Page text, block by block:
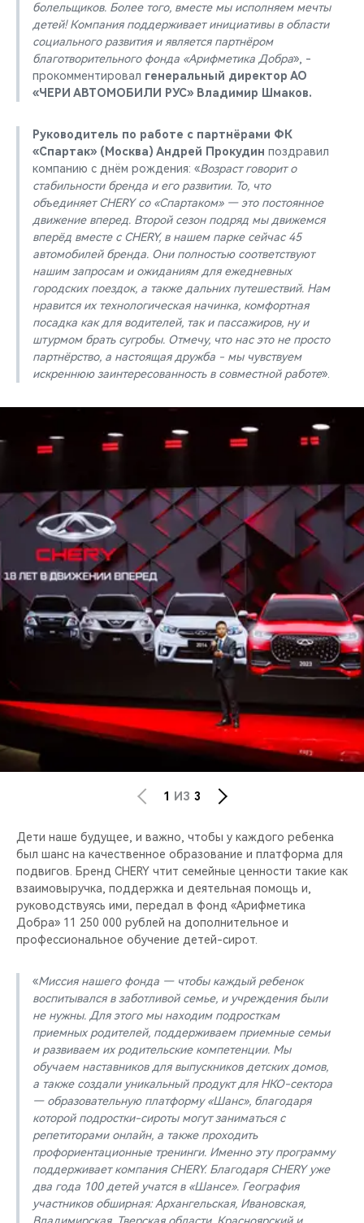
болельщиков. Более того, вместе мы исполняем мечты
детей! Компания поддерживает инициативы в области
социального развития и является партнёром
благотворительного фонда «Арифметика Добра», -
прокомментировал генеральный директор АО
«ЧЕРИ АВТОМОБИЛИ РУС» Владимир Шмаков.
Руководитель по работе с партнёрами ФК
«Спартак» (Москва) Андрей Прокудин поздравил
компанию с днём рождения: «Возраст говорит о
стабильности бренда и его развитии. То, что
объединяет CHERY со «Спартаком» — это постоянное
движение вперед. Второй сезон подряд мы движемся
вперёд вместе с CHERY, в нашем парке сейчас 45
автомобилей бренда. Они полностью соответствуют
нашим запросам и ожиданиям для ежедневных
городских поездок, а также дальних путешествий. Нам
нравится их технологическая начинка, комфортная
посадка как для водителей, так и пассажиров, ну и
штурмом брать сугробы. Отмечу, что нас это не просто
партнёрство, а настоящая дружба - мы чувствуем
искреннюю заинтересованность в совместной работе».
1 ИЗ 3
Дети наше будущее, и важно, чтобы у каждого ребенка
был шанс на качественное образование и платформа для
подвигов. Бренд CHERY чтит семейные ценности такие как
взаимовыручка, поддержка и деятельная помощь и,
руководствуясь ими, передал в фонд «Арифметика
Добра» 11 250 000 рублей на дополнительное и
профессиональное обучение детей-сирот.
«Миссия нашего фонда — чтобы каждый ребенок
воспитывался в заботливой семье, и учреждения были
не нужны. Для этого мы находим подросткам
приемных родителей, поддерживаем приемные семьи
и развиваем их родительские компетенции. Мы
обучаем наставников для выпускников детских домов,
а также создали уникальный продукт для НКО-сектора
— образовательную платформу «Шанс», благодаря
которой подростки-сироты могут заниматься с
репетиторами онлайн, а также проходить
профориентационные тренинги. Именно эту программу
поддерживает компания CHERY. Благодаря CHERY уже
два года 100 детей учатся в «Шансе». География
участников обширная: Архангельская, Ивановская,